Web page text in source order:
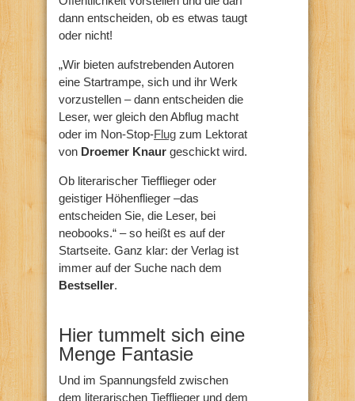
dann entscheiden, ob es etwas taugt
oder nicht!
„Wir bieten aufstrebenden Autoren
eine Startrampe, sich und ihr Werk
vorzustellen – dann entscheiden die
Leser, wer gleich den Abflug macht
oder im Non-Stop-Flug zum Lektorat
von Droemer Knaur geschickt wird.
Ob literarischer Tiefflieger oder
geistiger Höhenflieger –das
entscheiden Sie, die Leser, bei
neobooks.“ – so heißt es auf der
Startseite. Ganz klar: der Verlag ist
immer auf der Suche nach dem
Bestseller.
Hier tummelt sich eine
Menge Fantasie
Und im Spannungsfeld zwischen
dem literarischen Tiefflieger und dem